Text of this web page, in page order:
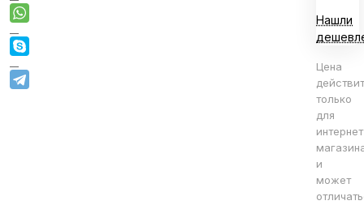
Нашли
Цена
только
для
и
может